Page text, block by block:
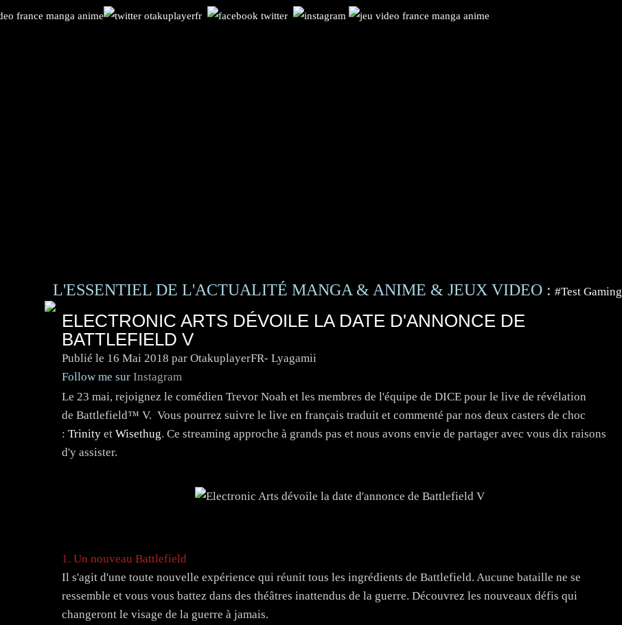
L'ESSENTIEL DE L'ACTUALITÉ MANGA & ANIME & JEUX VIDEO : #Test Gaming
ELECTRONIC ARTS DÉVOILE LA DATE D'ANNONCE DE
BATTLEFIELD V
Publié le 16 Mai 2018 par OtakuplayerFR- Lyagamii
Follow me sur Instagram
Le 23 mai, rejoignez le comédien Trevor Noah et les membres de l'équipe de DICE pour le live de révélation
de Battlefield™ V. Vous pourrez suivre le live en français traduit et commenté par nos deux casters de choc
: Trinityet Wisethug. Ce streaming approche à grands pas et nous avons envie de partager avec vous dix raisons
d'y assister.
1. Un nouveau Battlefield
Il s'agit d'une toute nouvelle expérience qui réunit tous les ingrédients de Battlefield. Aucune bataille ne se
ressemble et vous vous battez dans des théâtres inattendus de la guerre. Découvrez les nouveaux défis qui
changeront le visage de la guerre à jamais.